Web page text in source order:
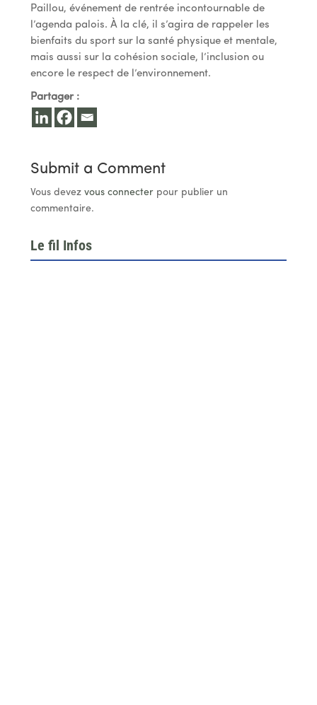
Paillou, événement de rentrée incontournable de
l’agenda palois. À la clé, il s’agira de rappeler les
bienfaits du sport sur la santé physique et mentale,
mais aussi sur la cohésion sociale, l’inclusion ou
encore le respect de l’environnement.
Partager :
Submit a Comment
Vous devez vous connecterpour publier un
commentaire.
Le fil Infos